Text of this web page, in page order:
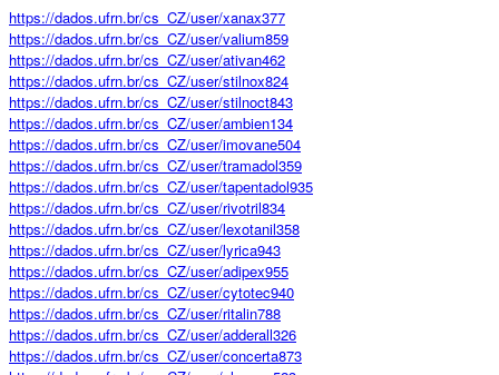
https://dados.ufrn.br/cs_CZ/user/xanax377
https://dados.ufrn.br/cs_CZ/user/valium859
https://dados.ufrn.br/cs_CZ/user/ativan462
https://dados.ufrn.br/cs_CZ/user/stilnox824
https://dados.ufrn.br/cs_CZ/user/stilnoct843
https://dados.ufrn.br/cs_CZ/user/ambien134
https://dados.ufrn.br/cs_CZ/user/imovane504
https://dados.ufrn.br/cs_CZ/user/tramadol359
https://dados.ufrn.br/cs_CZ/user/tapentadol935
https://dados.ufrn.br/cs_CZ/user/rivotril834
https://dados.ufrn.br/cs_CZ/user/lexotanil358
https://dados.ufrn.br/cs_CZ/user/lyrica943
https://dados.ufrn.br/cs_CZ/user/adipex955
https://dados.ufrn.br/cs_CZ/user/cytotec940
https://dados.ufrn.br/cs_CZ/user/ritalin788
https://dados.ufrn.br/cs_CZ/user/adderall326
https://dados.ufrn.br/cs_CZ/user/concerta873